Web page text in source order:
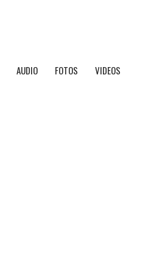
AUDIO FOTOS VIDEOS